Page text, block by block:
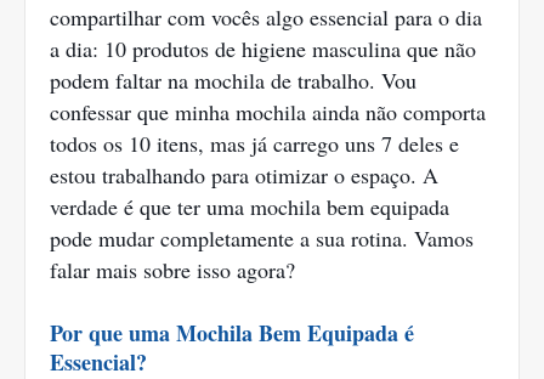
compartilhar com vocês algo essencial para o dia
a dia: 10 produtos de higiene masculina que não
podem faltar na mochila de trabalho. Vou
confessar que minha mochila ainda não comporta
todos os 10 itens, mas já carrego uns 7 deles e
estou trabalhando para otimizar o espaço. A
verdade é que ter uma mochila bem equipada
pode mudar completamente a sua rotina. Vamos
falar mais sobre isso agora?
Por que uma Mochila Bem Equipada é
Essencial?